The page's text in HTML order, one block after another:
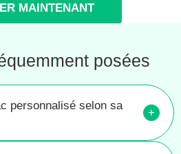
MAINTENANT
posées
personnalisé selon sa
+